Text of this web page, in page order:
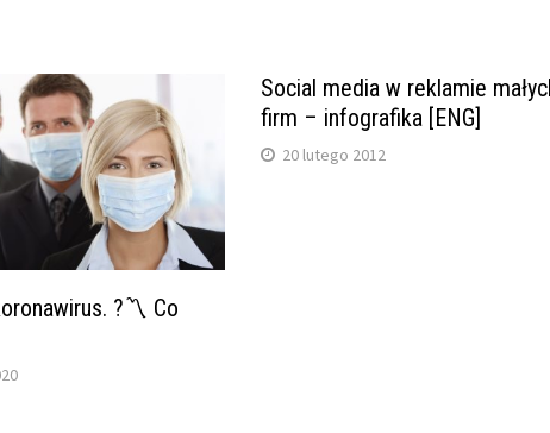
?〽 Co
Social media w reklamie
firm – infografika [ENG]
20 lutego 2012